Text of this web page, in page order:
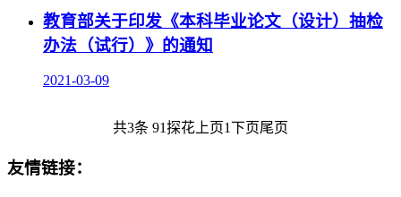
教育部关于印发《本科毕业论文（设计）抽检
办法（试行）》的通知
2021-03-09
共3条 91探花 上页1下页尾页
友情链接：